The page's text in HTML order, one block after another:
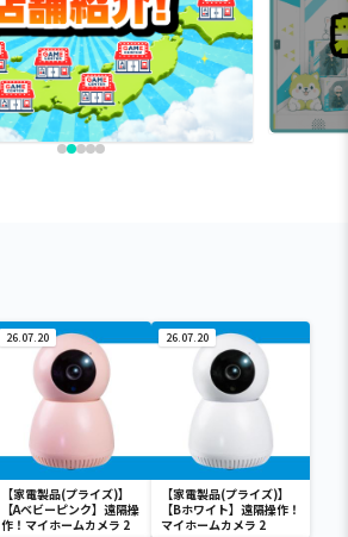
26.07.20
【家電製品(プライズ)】
【Aベビーピンク】遠隔操
作！マイホームカメラ 2
26.07.20
【家電製品(プライズ)】
【Bホワイト】遠隔操作！
マイホームカメラ 2